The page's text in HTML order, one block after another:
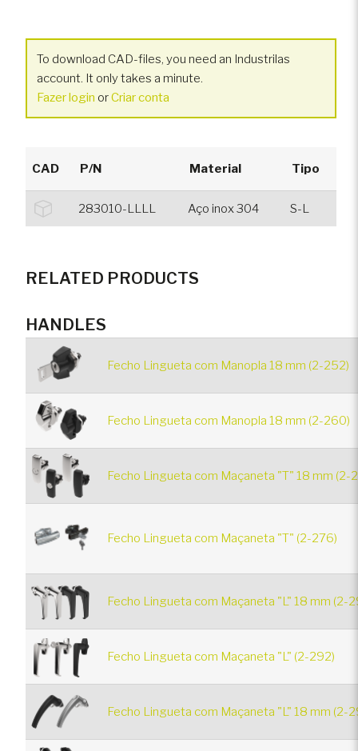
To download CAD-files, you need an Industrilas
account. It only takes a minute.
Fazer login orCriar conta
CAD P/N Material Tipo
283010-LLLL Aço inox 304 S-L
RELATED PRODUCTS
HANDLES
Fecho Lingueta com Manopla 18 mm (2-252)
Fecho Lingueta com Manopla 18 mm (2-260)
Fecho Lingueta com Maçaneta "T" 18 mm (2-
Fecho Lingueta com Maçaneta "T" (2-276)
Fecho Lingueta com Maçaneta "L" 18 mm (2-
Fecho Lingueta com Maçaneta "L" (2-292)
Fecho Lingueta com Maçaneta "L" 18 mm (2-